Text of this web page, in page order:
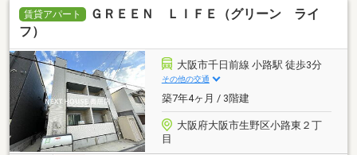
賃貸アパート
ＧＲＥＥＮ ＬＩＦＥ（グリーン ライ
フ）
大阪市千日前線 小路駅 徒歩3分
その他の交通
築7年4ヶ月 / 3階建
大阪府大阪市生野区小路東２丁
目